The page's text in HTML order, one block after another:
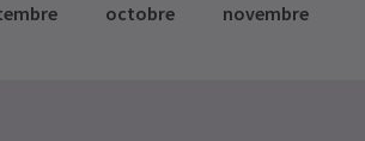
octobre novembre